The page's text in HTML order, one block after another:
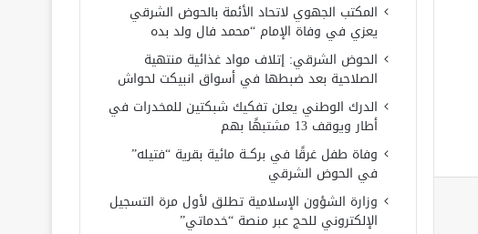
المكتب الجهوي لاتحاد الأئمة بالحوض الشرقي
يعزي في وفاة الإمام “محمد فال ولد بده
الحوض الشرقي: إتلاف مواد غذائية منتهية
الصلاحية بعد ضبطها في أسواق انبيكت لحواش
الدرك الوطني يعلن تفكيك شبكتين للمخدرات في
أطار ويوقف 13 مشتبهًا بهم
وفاة طفل غرقًا في بركــة مائية بقرية “فتيله”
في الحوض الشرقي
وزارة الشؤون الإسلامية تطلق لأول مرة التسجيل
الإلكتروني للحج عبر منصة “خدماتي”